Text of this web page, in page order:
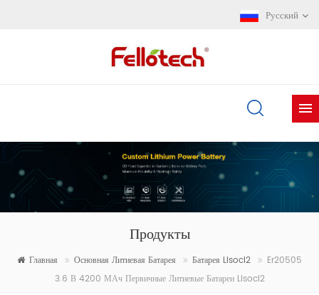
Русский
Продукты
Главная Основная Литиевая Батарея Батарея Lisocl2
Er20505
3.6 В 4200 МАч Первичные Литиевые Батареи Lisocl2